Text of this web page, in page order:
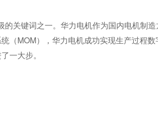
关键词之一。华力电机作为国内电机制
（MOM），华力电机成功实现生产过程
一大步。